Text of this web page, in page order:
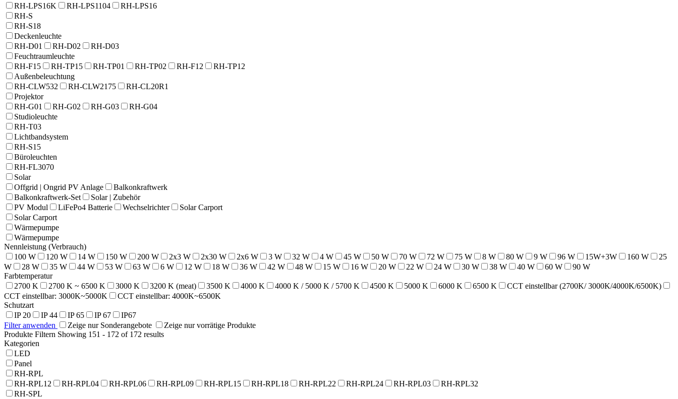
RH-LPS16K
RH-LPS1104
RH-LPS16
RH-S
RH-S18
Deckenleuchte
RH-D01
RH-D02
RH-D03
Feuchtraumleuchte
RH-F15
RH-TP15 RH-TP01 RH-TP02 RH-F12
RH-TP12
Außenbeleuchtung
RH-CLW532
RH-CLW2175
RH-CL20R1
Projektor
RH-G01
RH-G02 RH-G03
RH-G04
Studioleuchte
RH-T03
Lichtbandsystem
RH-S15
Büroleuchten
RH-FL3070
Solar
Offgrid | Ongrid PV Anlage
Balkonkraftwerk
Balkonkraftwerk-Set
Solar | Zubehör
PV Modul
LiFePo4 Batterie Wechselrichter
Solar Carport
Solar Carport
Wärmepumpe
Wärmepumpe
Nennleistung (Verbrauch)
100 W
120 W 14 W 150 W 200 W 2x3 W 2x30 W 2x6 W 3 W 32 W 4 W 45 W 50 W 70 W 72 W 75 W 8 W 80 W 9 W 96 W 15W+3W 160 W
25
W
28 W 35 W 44 W 53 W 63 W 6 W 12 W 18 W 36 W 42 W 48 W 15 W 16 W 20 W 22 W 24 W 30 W 38 W 40 W 60 W
90 W
Farbtemperatur
2700 K
2700 K ~ 6500 K 3000 K 3200 K (meat) 3500 K 4000 K 4000 K / 5000 K / 5700 K 4500 K 5000 K 6000 K 6500 K
CCT einstellbar (2700K/ 3000K/4000K/6500K)
CCT einstellbar: 3000K~5000K
CCT einstellbar: 4000K~6500K
Schutzart
IP 20
IP 44 IP 65 IP 67
IP67
Filter anwenden
Zeige nur Sonderangebote
Zeige nur vorrätige Produkte
Produkte Filtern Showing 151 - 172 of 172 results
Kategorien
LED
Panel
RH-RPL
RH-RPL12
RH-RPL04 RH-RPL06 RH-RPL09 RH-RPL15 RH-RPL18 RH-RPL22 RH-RPL24 RH-RPL03
RH-RPL32
RH-SPL